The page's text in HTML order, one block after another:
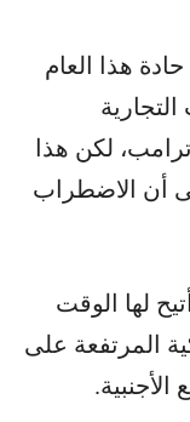
هذا العام
لكن هذا
أن الاضطراب
لها الوقت
المرتفعة على